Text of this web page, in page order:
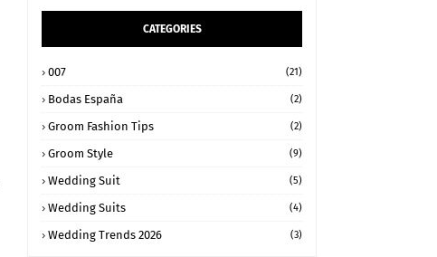
CATEGORIES
007 (21)
Bodas España (2)
Groom Fashion Tips (2)
Groom Style (9)
Wedding Suit (5)
Wedding Suits (4)
Wedding Trends 2026 (3)